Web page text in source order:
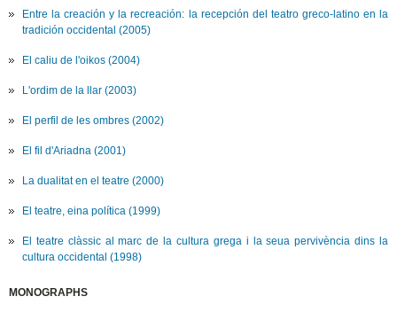
Entre la creación y la recreación: la recepción del teatro greco-latino en la
tradición occidental (2005)
El caliu de l'oikos (2004)
L'ordim de la llar (2003)
El perfil de les ombres (2002)
El fil d'Ariadna (2001)
La dualitat en el teatre (2000)
El teatre, eina política (1999)
El teatre clàssic al marc de la cultura grega i la seua pervivència dins la
cultura occidental (1998)
MONOGRAPHS